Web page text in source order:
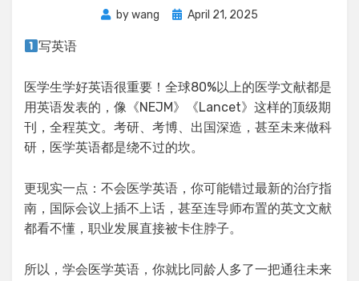
bywang
Posted
April 21, 2025
写英语
医学生学好英语很重要！全球80%以上的医学文献都是
用英语发表的，像《NEJM》《Lancet》这样的顶级期
刊，全程英文。考研、考博、出国深造，甚至未来做科
研，医学英语都是绕不过的坎。
更现实一点：不会医学英语，你可能错过最新的治疗指
南，国际会议上插不上话，甚至连导师布置的英文文献
都看不懂，职业发展直接被卡住脖子。
所以，学会医学英语，你就比同龄人多了一把通往未来